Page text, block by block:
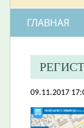
ГЛАВНАЯ
09.11.2017